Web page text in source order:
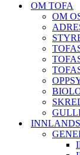
OM TOFA
OM